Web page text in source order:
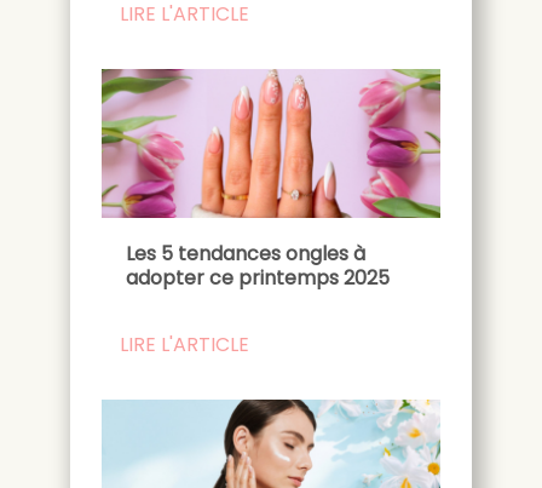
LIRE L'ARTICLE
Les 5 tendances ongles à
adopter ce printemps 2025
LIRE L'ARTICLE